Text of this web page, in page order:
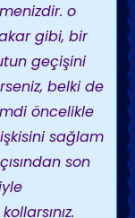
o
gibi, bir
geçişini
belki de
öncelikle
sağlam
son